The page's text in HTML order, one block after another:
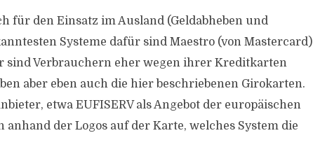
für den Einsatz im Ausland (Geldabheben und
Systeme dafür sind Maestro (von Mastercard)
sind Verbrauchern eher wegen ihrer Kreditkarten
aber eben auch die hier beschriebenen Girokarten.
etwa EUFISERV als Angebot der europäischen
der Logos auf der Karte, welches System die